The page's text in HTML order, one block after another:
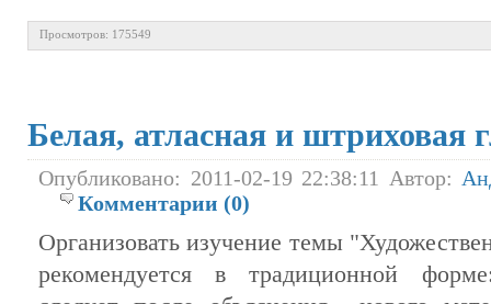
Просмотров: 175549
Белая, атласная и штриховая
Опубликовано: 2011-02-19 22:38:11 Автор:
Комментарии (0)
Организовать изучение темы
рекомендуется в традиционной